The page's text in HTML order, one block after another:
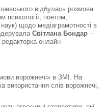
відбулась розмова
психології, поетом,
щодо медіаграмотності в
Світлана Бондар –
редакторка онлайн-
ворожнечі» в ЗМІ. На
використання слів ворожнечі,